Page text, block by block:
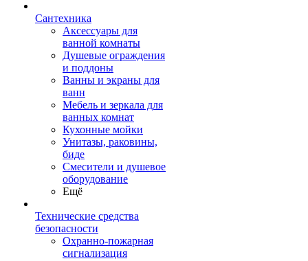
Сантехника
Аксессуары для
ванной комнаты
Душевые ограждения
и поддоны
Ванны и экраны для
ванн
Мебель и зеркала для
ванных комнат
Кухонные мойки
Унитазы, раковины,
биде
Смесители и душевое
оборудование
Ещё
Технические средства
безопасности
Охранно-пожарная
сигнализация